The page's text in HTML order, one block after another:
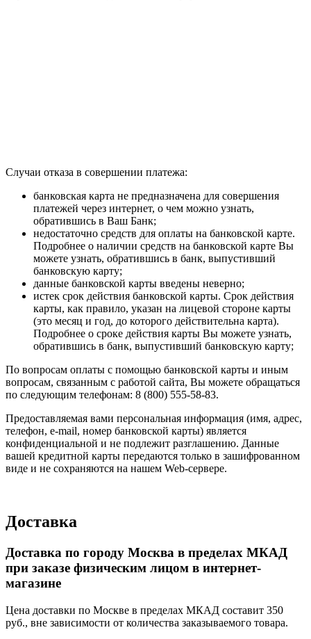
Случаи отказа в совершении платежа:
банковская карта не предназначена для совершения
платежей через интернет, о чем можно узнать,
обратившись в Ваш Банк;
недостаточно средств для оплаты на банковской карте.
Подробнее о наличии средств на банковской карте Вы
можете узнать, обратившись в банк, выпустивший
банковскую карту;
данные банковской карты введены неверно;
истек срок действия банковской карты. Срок действия
карты, как правило, указан на лицевой стороне карты
(это месяц и год, до которого действительна карта).
Подробнее о сроке действия карты Вы можете узнать,
обратившись в банк, выпустивший банковскую карту;
По вопросам оплаты с помощью банковской карты и иным
вопросам, связанным с работой сайта, Вы можете обращаться
по следующим телефонам: 8 (800) 555-58-83.
Предоставляемая вами персональная информация (имя, адрес,
телефон, e-mail, номер банковской карты) является
конфиденциальной и не подлежит разглашению. Данные
вашей кредитной карты передаются только в зашифрованном
виде и не сохраняются на нашем Web-сервере.
Доставка
Доставка по городу Москва в пределах МКАД
при заказе физическим лицом в интернет-
магазине
Цена доставки по Москве в пределах МКАД составит 350
руб., вне зависимости от количества заказываемого товара.